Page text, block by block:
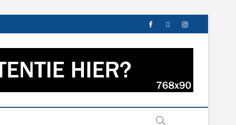
facebooktwitterinstagram
uit Groningen en